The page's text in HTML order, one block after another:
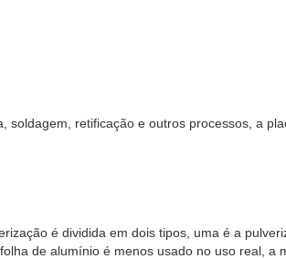
retificação e outros processos, a
é dividida em dois tipos, uma é a
de alumínio é menos usado no uso real, a